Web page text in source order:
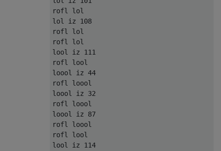
rofl lol
lol iz 108
rofl lol
rofl lol
lool iz 111
rofl lool
loool iz 44
rofl loool
loool iz 32
rofl loool
loool iz 87
rofl loool
rofl lool
lool iz 114